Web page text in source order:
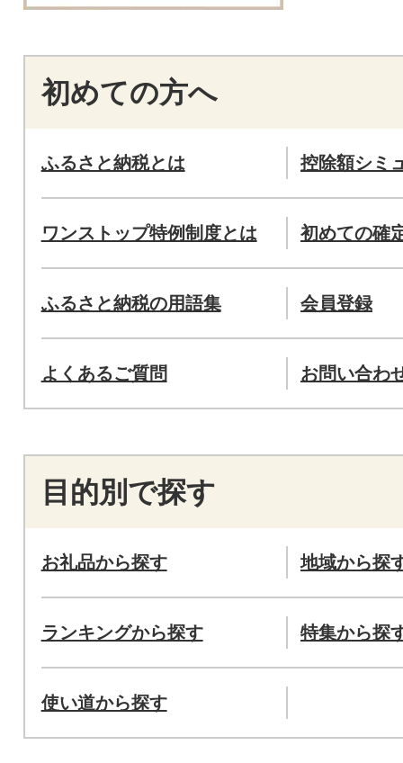
初めての方へ
ふるさと納税とは 控除額シミ
ワンストップ特例制度とは 初めての確
ふるさと納税の用語集 会員登録
よくあるご質問 お問い合わ
目的別で探す
お礼品から探す 地域から探
ランキングから探す 特集から探
使い道から探す